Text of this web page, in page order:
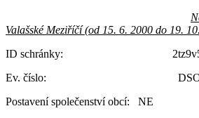
Valašské Meziříčí (od 15. 6. 2000 do 19.
ID schránky:
Ev. číslo: DSO
Postavení společenství obcí: NE